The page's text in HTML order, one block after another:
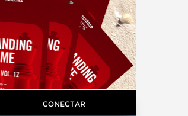
CONECTAR